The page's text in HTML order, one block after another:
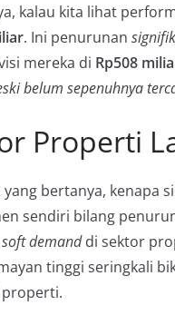
kalau kita lihat
. Ini penurunan
mereka di Rp508
belum sepenuhnya
Properti
yang bertanya, kenapa
sendiri bilang
soft demanddi sektor
tinggi seringkali